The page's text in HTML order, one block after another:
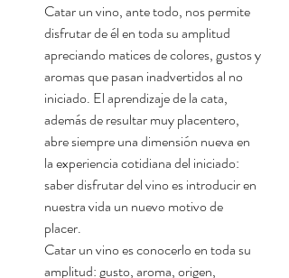
Catar un vino, ante todo, nos permite
disfrutar de él en toda su amplitud
apreciando matices de colores, gustos y
aromas que pasan inadvertidos al no
iniciado. El aprendizaje de la cata,
además de resultar muy placentero,
abre siempre una dimensión nueva en
la experiencia cotidiana del iniciado:
saber disfrutar del vino es introducir en
nuestra vida un nuevo motivo de
placer.
Catar un vino es conocerlo en toda su
amplitud: gusto, aroma, origen,